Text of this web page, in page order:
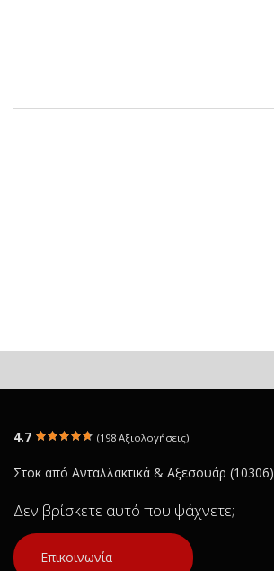
4.7 (198 Αξιολογήσεις)
Στοκ από Ανταλλακτικά & Αξεσουάρ (10306)
Δεν βρίσκετε αυτό που ψάχνετε;
Επικοινωνία